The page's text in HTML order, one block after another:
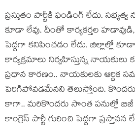
ప్ర‌స్తుతం పార్టీకి ఫండింగ్ లేదు.
కూడా లేవు. దీంతో కార్య‌క‌ర్త‌ల
పెద్ద‌గా క‌నిపించ‌డం లేదు. జిల్లాల్లో
కార్య‌క్ర‌మాలు నిర్వ‌హిస్తున్న నాయ‌కులు
ప్ర‌ధాన కార‌ణం.. నాయ‌కులకు ఆర్థిక
పెరిగిపోవ‌డ‌మేన‌ని తెలుస్తోంది.
కాగా.. మ‌రికొంద‌రు సొంత ప‌నుల్లో
కాంగ్రెస్ పార్టీ గురించి పెద్దగా